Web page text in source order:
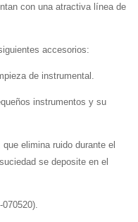
con una atractiva línea de
accesorios:
de instrumental.
instrumentos y su
elimina ruido durante el
se deposite en el